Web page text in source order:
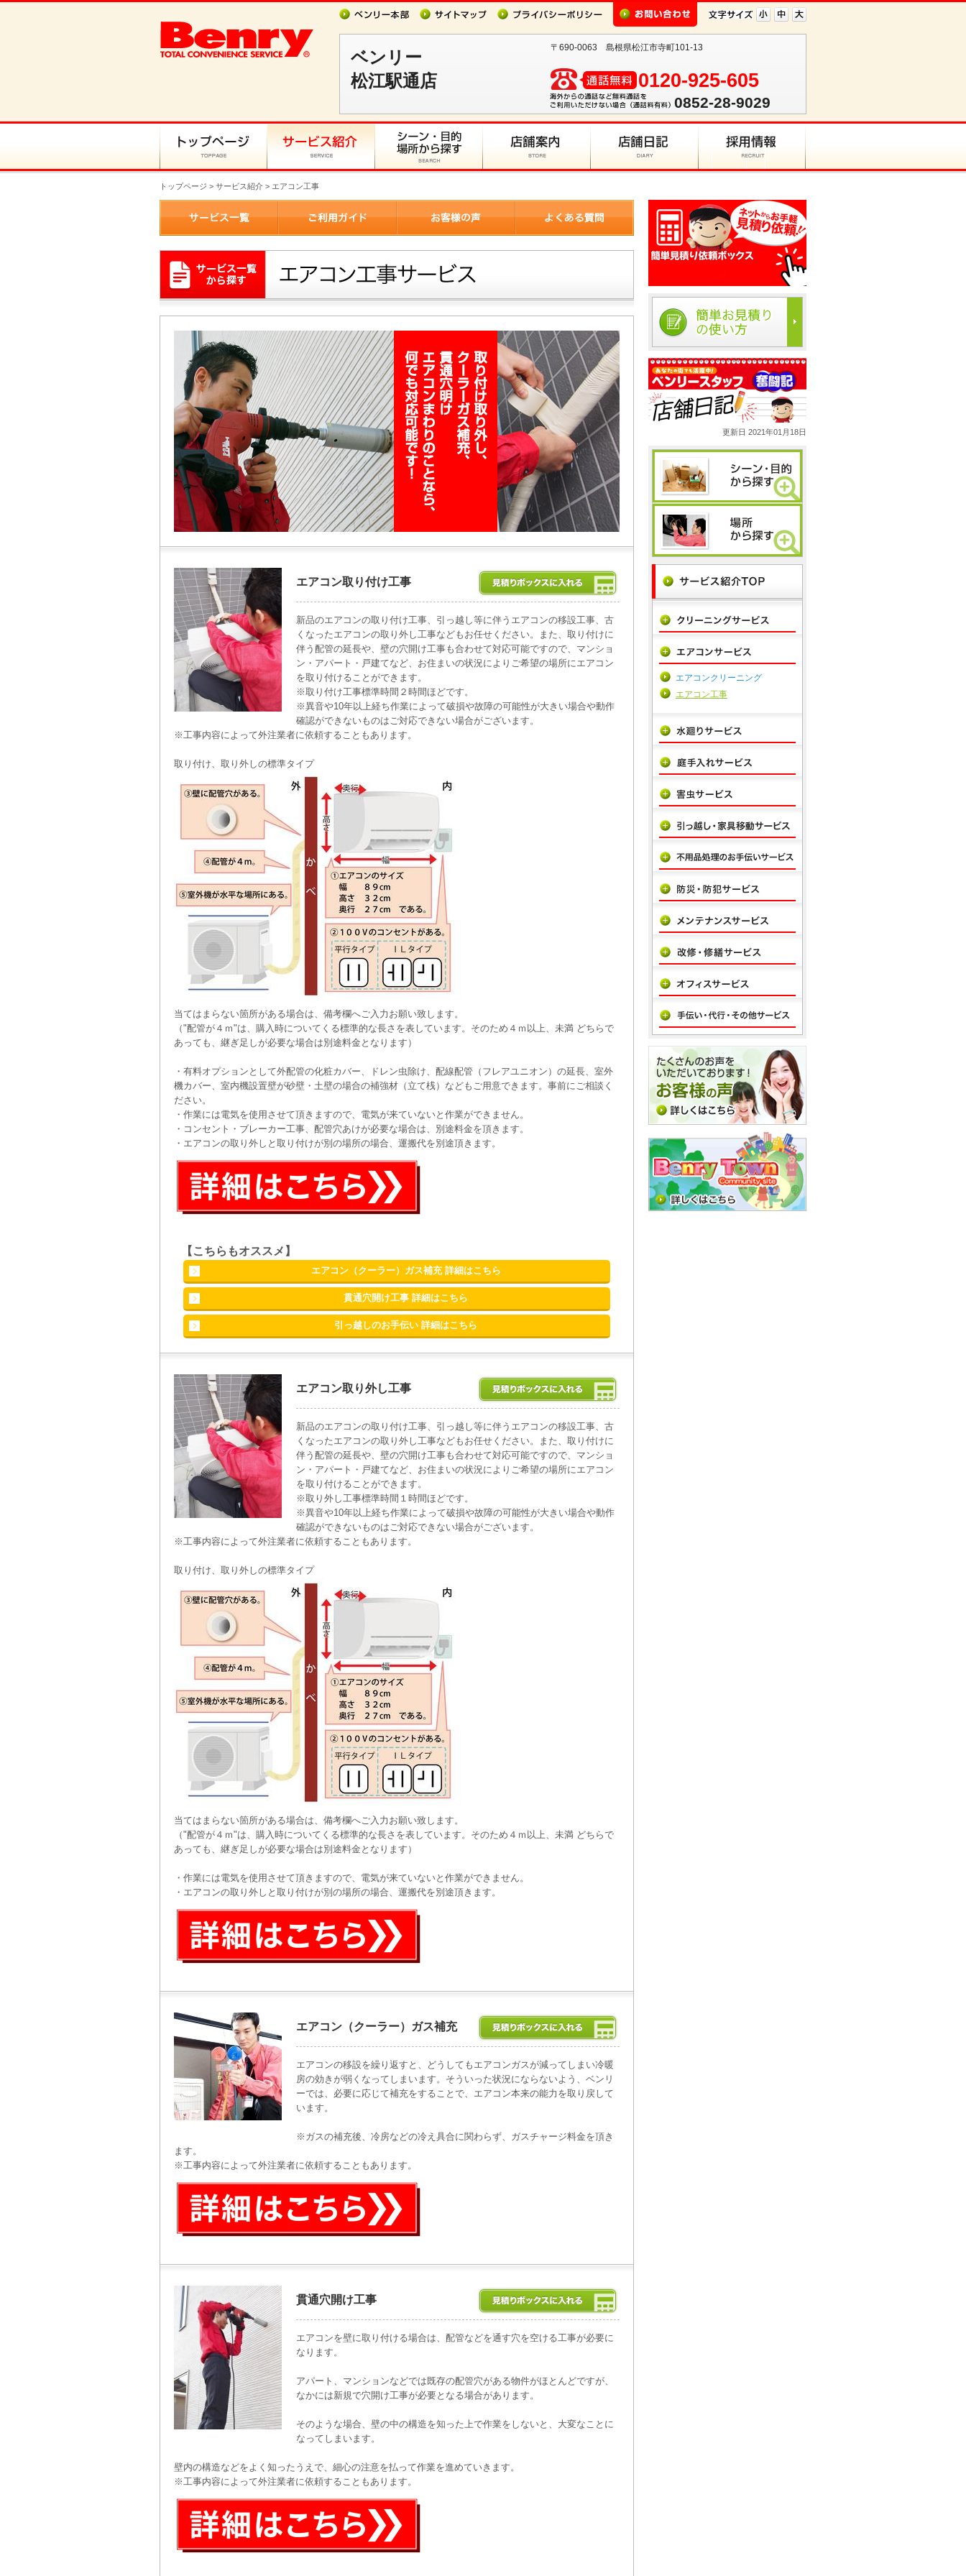
ベンリー
松江駅通店
〒690-0063 島根県松江市寺町101-13
0120-925-605
0852-28-9029
トップページ > サービス紹介 > エアコン工事
エアコン取り付け工事
新品のエアコンの取り付け工事、引っ越し等に伴うエアコンの移設工事、古
くなったエアコンの取り外し工事などもお任せください。また、取り付けに
伴う配管の延長や、壁の穴開け工事も合わせて対応可能ですので、マンショ
ン・アパート・戸建てなど、お住まいの状況によりご希望の場所にエアコン
を取り付けることができます。
※取り付け工事標準時間２時間ほどです。
※異音や10年以上経ち作業によって破損や故障の可能性が大きい場合や動作
確認ができないものはご対応できない場合がございます。
※工事内容によって外注業者に依頼することもあります。
取り付け、取り外しの標準タイプ
当てはまらない箇所がある場合は、備考欄へご入力お願い致します。
（"配管が４ｍ"は、購入時についてくる標準的な長さを表しています。そのため４ｍ以上、未満 どちらで
あっても、継ぎ足しが必要な場合は別途料金となります）
・有料オプションとして外配管の化粧カバー、ドレン虫除け、配線配管（フレアユニオン）の延長、室外
機カバー、室内機設置壁が砂壁・土壁の場合の補強材（立て桟）などもご用意できます。事前にご相談く
ださい。
・作業には電気を使用させて頂きますので、電気が来ていないと作業ができません。
・コンセント・ブレーカー工事、配管穴あけが必要な場合は、別途料金を頂きます。
・エアコンの取り外しと取り付けが別の場所の場合、運搬代を別途頂きます。
【こちらもオススメ】
エアコン（クーラー）ガス補充 詳細はこちら
貫通穴開け工事 詳細はこちら
引っ越しのお手伝い 詳細はこちら
エアコン取り外し工事
新品のエアコンの取り付け工事、引っ越し等に伴うエアコンの移設工事、古
くなったエアコンの取り外し工事などもお任せください。また、取り付けに
伴う配管の延長や、壁の穴開け工事も合わせて対応可能ですので、マンショ
ン・アパート・戸建てなど、お住まいの状況によりご希望の場所にエアコン
を取り付けることができます。
※取り外し工事標準時間１時間ほどです。
※異音や10年以上経ち作業によって破損や故障の可能性が大きい場合や動作
確認ができないものはご対応できない場合がございます。
※工事内容によって外注業者に依頼することもあります。
取り付け、取り外しの標準タイプ
当てはまらない箇所がある場合は、備考欄へご入力お願い致します。
（"配管が４ｍ"は、購入時についてくる標準的な長さを表しています。そのため４ｍ以上、未満 どちらで
あっても、継ぎ足しが必要な場合は別途料金となります）
・作業には電気を使用させて頂きますので、電気が来ていないと作業ができません。
・エアコンの取り外しと取り付けが別の場所の場合、運搬代を別途頂きます。
エアコン（クーラー）ガス補充
エアコンの移設を繰り返すと、どうしてもエアコンガスが減ってしまい冷暖
房の効きが弱くなってしまいます。そういった状況にならないよう、ベンリ
ーでは、必要に応じて補充をすることで、エアコン本来の能力を取り戻して
います。
※ガスの補充後、冷房などの冷え具合に関わらず、ガスチャージ料金を頂き
ます。
※工事内容によって外注業者に依頼することもあります。
貫通穴開け工事
エアコンを壁に取り付ける場合は、配管などを通す穴を空ける工事が必要に
なります。
アパート、マンションなどでは既存の配管穴がある物件がほとんどですが、
なかには新規で穴開け工事が必要となる場合があります。
そのような場合、壁の中の構造を知った上で作業をしないと、大変なことに
なってしまいます。
壁内の構造などをよく知ったうえで、細心の注意を払って作業を進めていきます。
※工事内容によって外注業者に依頼することもあります。
更新日 2021年01月18日
エアコンクリーニング
エアコン工事